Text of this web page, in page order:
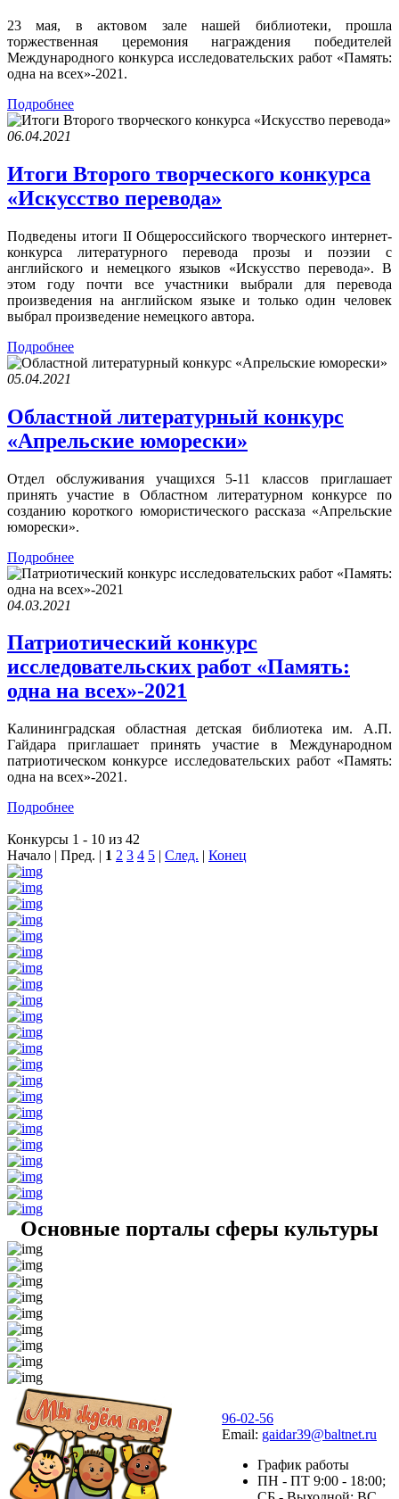
23 мая, в актовом зале нашей библиотеки, прошла
торжественная церемония награждения победителей
Международного конкурса исследовательских работ «Память:
одна на всех»-2021.
Подробнее
06.04.2021
Итоги Второго творческого конкурса
«Искусство перевода»
Подведены итоги II Общероссийского творческого интернет-
конкурса литературного перевода прозы и поэзии с
английского и немецкого языков «Искусство перевода». В
этом году почти все участники выбрали для перевода
произведения на английском языке и только один человек
выбрал произведение немецкого автора.
Подробнее
05.04.2021
Областной литературный конкурс
«Апрельские юморески»
Отдел обслуживания учащихся 5-11 классов приглашает
принять участие в Областном литературном конкурсе по
созданию короткого юмористического рассказа «Апрельские
юморески».
Подробнее
04.03.2021
Патриотический конкурс
исследовательских работ «Память:
одна на всех»-2021
Калининградская областная детская библиотека им. А.П.
Гайдара приглашает принять участие в Международном
патриотическом конкурсе исследовательских работ «Память:
одна на всех»-2021.
Подробнее
Конкурсы 1 - 10 из 42
Начало | Пред. | 1 2 3 4 5 | След. | Конец
Основные порталы сферы культуры
96-02-56
Email: gaidar39@baltnet.ru
График работы
ПН - ПТ 9:00 - 18:00;